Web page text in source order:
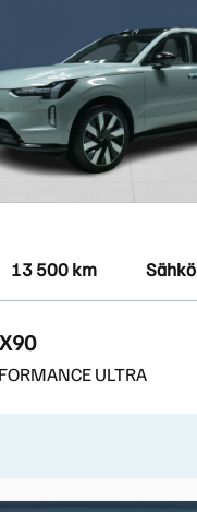
13 500 km Sähkö
ULTRA